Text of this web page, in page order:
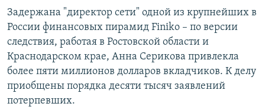
Все сайты РСЕ/РС
Задержана "директор сети" одной из крупнейших в
России финансовых пирамид Finiko – по версии
следствия, работая в Ростовской области и
Краснодарском крае, Анна Серикова привлекла
более пяти миллионов долларов вкладчиков. К делу
приобщены порядка десяти тысяч заявлений
потерпевших.